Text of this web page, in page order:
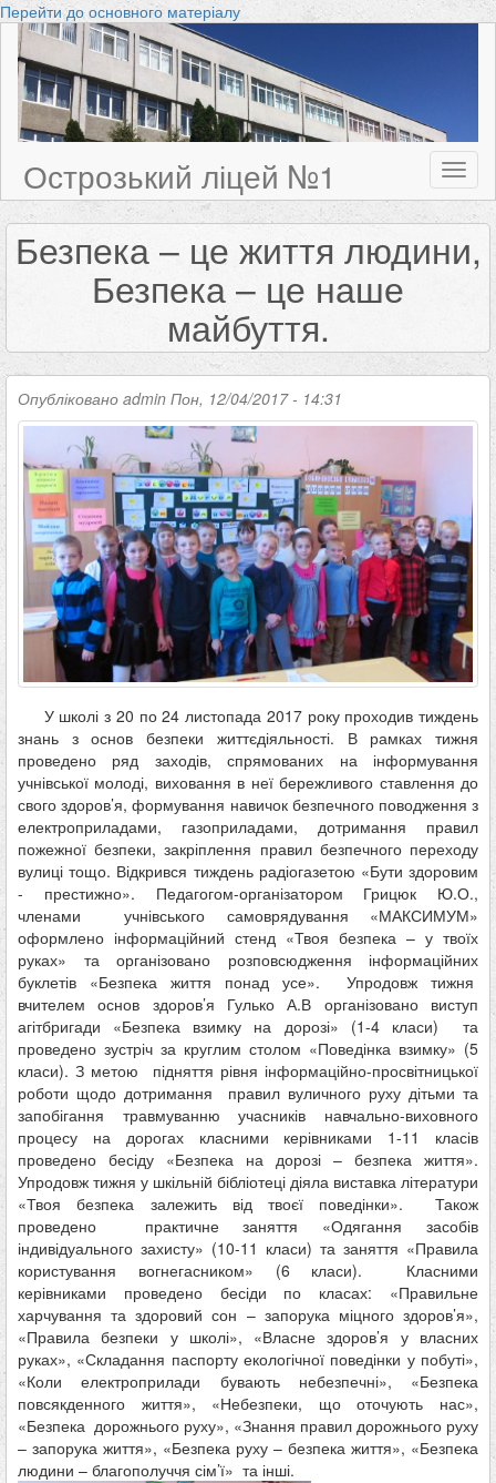
Перейти до основного матеріалу
Острозький ліцей №1
Безпека – це життя людини,
Безпека – це наше
майбуття.
Опубліковано admin Пон, 12/04/2017 - 14:31
У школі з 20 по 24 листопада 2017 року проходив тиждень
знань з основ безпеки життєдіяльності. В рамках тижня
проведено ряд заходів, спрямованих на інформування
учнівської молоді, виховання в неї бережливого ставлення до
свого здоров’я, формування навичок безпечного поводження з
електроприладами, газоприладами, дотримання правил
пожежної безпеки, закріплення правил безпечного переходу
вулиці тощо. Відкрився тиждень радіогазетою «Бути здоровим
- престижно». Педагогом-організатором Грицюк Ю.О.,
членами учнівського самоврядування «МАКСИМУМ»
оформлено інформаційний стенд «Твоя безпека – у твоїх
руках» та організовано розповсюдження інформаційних
буклетів «Безпека життя понад усе». Упродовж тижня
вчителем основ здоров’я Гулько А.В організовано виступ
агітбригади «Безпека взимку на дорозі» (1-4 класи) та
проведено зустріч за круглим столом «Поведінка взимку» (5
класи). З метою підняття рівня інформаційно-просвітницької
роботи щодо дотримання правил вуличного руху дітьми та
запобігання травмуванню учасників навчально-виховного
процесу на дорогах класними керівниками 1-11 класів
проведено бесіду «Безпека на дорозі – безпека життя».
Упродовж тижня у шкільній бібліотеці діяла виставка літератури
«Твоя безпека залежить від твоєї поведінки». Також
проведено практичне заняття «Одягання засобів
індивідуального захисту» (10-11 класи) та заняття «Правила
користування вогнегасником» (6 класи). Класними
керівниками проведено бесіди по класах: «Правильне
харчування та здоровий сон – запорука міцного здоров’я»,
«Правила безпеки у школі», «Власне здоров’я у власних
руках», «Складання паспорту екологічної поведінки у побуті»,
«Коли електроприлади бувають небезпечні», «Безпека
повсякденного життя», «Небезпеки, що оточують нас»,
«Безпека дорожнього руху», «Знання правил дорожнього руху
– запорука життя», «Безпека руху – безпека життя», «Безпека
людини – благополуччя сім’ї» та інші.